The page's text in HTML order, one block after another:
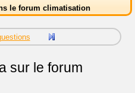
le forum climatisation
sur le forum